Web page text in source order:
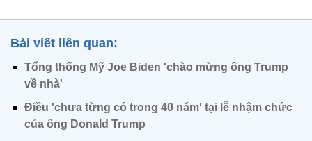
Bài viết liên quan:
Tổng thống Mỹ Joe Biden 'chào mừng ông Trump
về nhà'
Điều 'chưa từng có trong 40 năm' tại lễ nhậm chức
của ông Donald Trump